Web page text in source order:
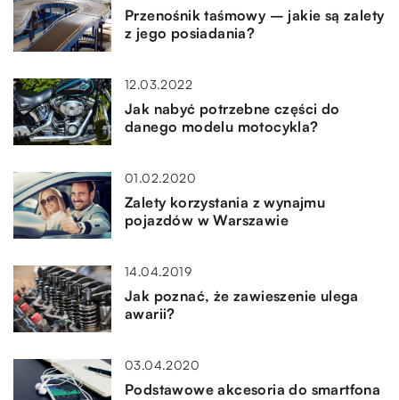
Przenośnik taśmowy – jakie są zalety
z jego posiadania?
12.03.2022
Jak nabyć potrzebne części do
danego modelu motocykla?
01.02.2020
Zalety korzystania z wynajmu
pojazdów w Warszawie
14.04.2019
Jak poznać, że zawieszenie ulega
awarii?
03.04.2020
Podstawowe akcesoria do smartfona